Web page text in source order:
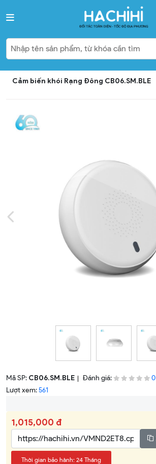
Cảm biến khói Rạng Đông CB06.SM.BLE
Mã SP: CB06.SM.BLE Đánh giá: 0
Lượt xem: 561
1,015,000 đ
Thời gian bảo hành: 24 Tháng